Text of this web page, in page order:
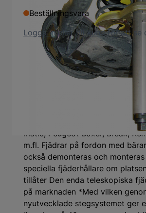
Beställningsvara
Logga inellerbli kundför att se
Produktbeskrivning
Universell för alla fordon med
fjäder- och dämparbensaxlar,
LT och Vans som Citroën
Mercedes Vito, V-klass, M-klass,
matic, Peugeot Boxer, Break,
m.fl. Fjädrar på fordon med
också demonteras och
speciella fjäderhållare om
tillåter Den enda teleskopiska
på marknaden *Med vilken
nyutvecklade stegsystemet ger